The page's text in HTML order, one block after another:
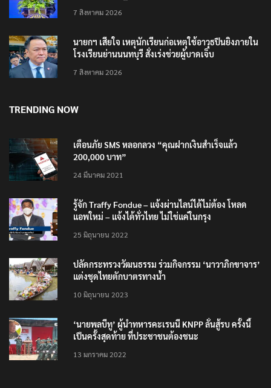
7 สิงหาคม 2026
นายกฯ เสียใจ เหตุนักเรียนก่อเหตุใช้อาวุธปืนยิงภายใน
โรงเรียนย่านนนทบุรี สั่งเร่งช่วยผู้บาดเจ็บ
7 สิงหาคม 2026
TRENDING NOW
เตือนภัย SMS หลอกลวง “คุณฝากเงินสำเร็จแล้ว
200,000 บาท”
24 มีนาคม 2021
รู้จัก Traffy Fondue – แจ้งผ่านไลน์ได้ไม่ต้อง โหลด
แอพใหม่ – แจ้งได้ทั่วไทย ไม่ใช่แค่ในกรุง
25 มิถุนายน 2022
ปลัดกระทรวงวัฒนธรรม ร่วมกิจกรรม ‘นาวาภิกขาจาร’
แต่งชุดไทยตักบาตรทางน้ำ
10 มิถุนายน 2023
‘นายพลบีทู’ ผู้นำทหารคะเรนนี KNPP ลั่นสู้รบ ครั้งนี้
เป็นครั้งสุดท้าย ที่ประชาชนต้องชนะ
13 มกราคม 2022